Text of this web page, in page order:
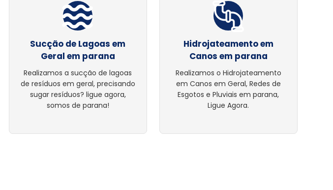
Sucção de Lagoas em
Geral em parana
Realizamos a sucção de lagoas
de resíduos em geral, precisando
sugar resíduos? ligue agora,
somos de parana!
Hidrojateamento em
Canos em parana
Realizamos o Hidrojateamento
em Canos em Geral, Redes de
Esgotos e Pluviais em parana,
Ligue Agora.